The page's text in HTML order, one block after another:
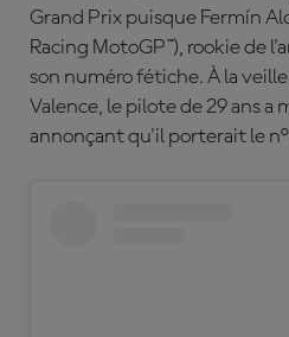
Grand Prix puisque Fermín
Racing MotoGP™), rookie de
son numéro fétiche. À la
Valence, le pilote de 29 ans a
annonçant qu'il porterait le